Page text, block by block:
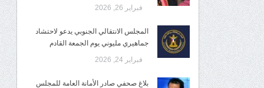
فبراير 26, 2026
المجلس الانتقالي الجنوبي يدعو لاحتشاد
جماهيري مليوني يوم الجمعة القادم
فبراير 24, 2026
بلاغ صحفي صادر الأمانة العامة للمجلس